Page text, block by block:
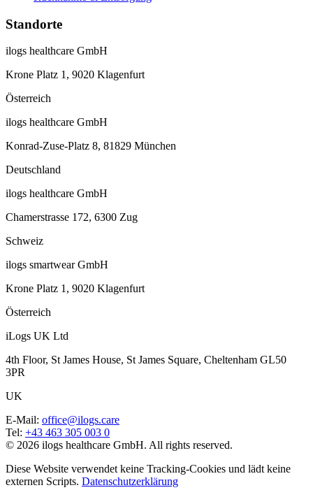
Standorte
ilogs healthcare GmbH
Krone Platz 1, 9020 Klagenfurt
Österreich
ilogs healthcare GmbH
Konrad-Zuse-Platz 8, 81829 München
Deutschland
ilogs healthcare GmbH
Chamerstrasse 172, 6300 Zug
Schweiz
ilogs smartwear GmbH
Krone Platz 1, 9020 Klagenfurt
Österreich
iLogs UK Ltd
4th Floor, St James House, St James Square, Cheltenham GL50
3PR
UK
E-Mail: office@ilogs.care
Tel: +43 463 305 003 0
© 2026 ilogs healthcare GmbH. All rights reserved.
Diese Website verwendet keine Tracking-Cookies und lädt keine
externen Scripts. Datenschutzerklärung